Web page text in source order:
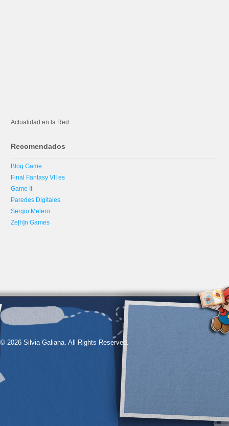
Actualidad en la Red
Recomendados
Blog Game
Final Fantasy VII es
Game It
Paredes Digitales
Sergio Melero
Ze[h]n Games
© 2026 Silvia Galiana. All Rights Reserved.